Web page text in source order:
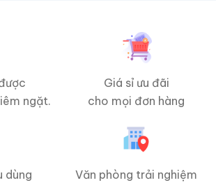
ngặt.
Giá sỉ ưu đãi
cho mọi đơn hàng
dùng
Văn phòng trải nghiệm